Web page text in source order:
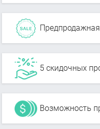
5 скидочных
Возможность